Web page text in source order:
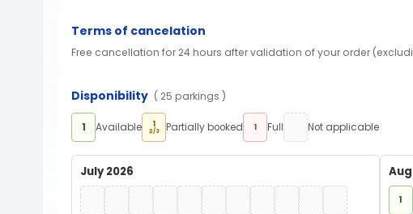
Terms of cancelation
Free cancellation for 24 hours after validation of your order
Disponibility ( 25 parkings )
1 Available 1
2/3 Partially booked 1 Full Not applicable
July 2026
1